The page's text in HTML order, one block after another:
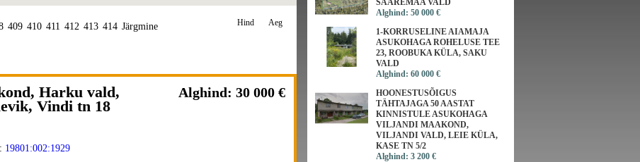
409 410 411 412 413 414 Järgmine Aeg
Hind
Harku vald,
Vindi tn 18
Alghind: 30 000 €
19801:002:1929
SAAREMAA VALD
Alghind: 50 000 €
1-KORRUSELINE AIAMAJA
ASUKOHAGA ROHELUSE TEE
23, ROOBUKA KÜLA, SAKU
VALD
Alghind: 60 000 €
HOONESTUSÕIGUS
TÄHTAJAGA 50 AASTAT
KINNISTULE ASUKOHAGA
VILJANDI MAAKOND,
VILJANDI VALD, LEIE KÜLA,
KASE TN 5/2
Alghind: 3 200 €